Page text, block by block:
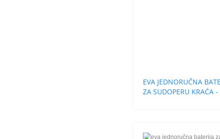
EVA JEDNORUČNA
ZA SUDOPERU KRAĆA -